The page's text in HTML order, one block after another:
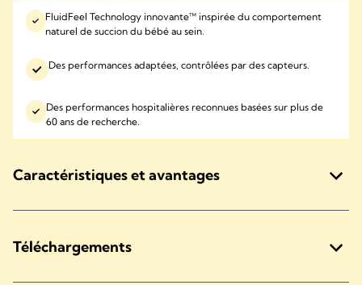
FluidFeel Technology innovante™ inspirée du comportement
naturel de succion du bébé au sein.
Des performances adaptées, contrôlées par des capteurs.
Des performances hospitalières reconnues basées sur plus de
60 ans de recherche.
Caractéristiques et avantages
Téléchargements